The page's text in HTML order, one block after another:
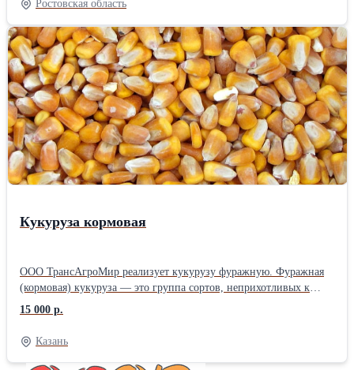
с анти-шоковым азотным подрессориванием • Перьевой отвал
для работы на глубину 20-38 см.
Ростовская область
Кукуруза кормовая
ООО ТрансАгроМир реализует кукурузу фуражную. Фуражная
(кормовая) кукуруза — это группа сортов, неприхотливых к
условиям выращивания, но обладающих пониженными
вкусовыми качествами. Зерно таких растений используется в
качестве питательного корма для сельскохозяйственных
животных и птицы. В кукурузном зерне содержится до 10%
растительного белка (протеинов), до 8% жиров. Содержание
15 000 р.
Казань